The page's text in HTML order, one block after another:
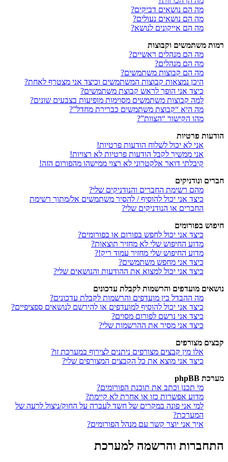
מה הם נושאים דביקים?
מה הם נושאים נעולים?
מה הם אייקונים לנושא?
רמות משתמשים וקבוצות
מה הם מנהלים ראשיים?
מה הם מנהלים?
מה הם קבוצות משתמשים?
היכן נמצאות קבוצות המשתמשים וכיצד אני מצטרף לאחת?
כיצד אני הופך לראש קבוצת משתמשים?
למה קבוצות משתמשים מסוימות מופיעות בצבעים שונים?
מה היא “קבוצת משתמשים כברירת מחדל”?
מהו הקישור “הצוות”?
הודעות פרטיות
אני לא יכול לשלוח הודעות פרטיות!
אני ממשיך לקבל הודעות פרטיות לא רצויות!
קיבלתי דואר אלקטרוני לא רצוי ממישהו מהפורום הזה!
חברים ונודניקים
מהם רשימת החברים והנודניקים שלי?
כיצד אני יכול להוסיף / להסיר משתמשים אל/מתוך רשימת
החברים או הנודניקים שלי?
חיפוש בפורומים
כיצד אני יכול לחפש בפורום או בפורומים?
מדוע החיפוש שלי לא מחזיר תוצאות?
מדוע החיפוש שלי מחזיר עמוד ריק!?
כיצד אני מחפש משתמשים?
כיצד אני יכול למצוא את ההודעות והנושאים שלי?
נושאים מועדפים והרשמות לקבלת עדכונים
מה ההבדל בין מועדפים והרשמות לקבלת עדכונים?
כיצד אני יכול להוסיף למועדפים או להירשם לנושאים ספציפיים?
כיצד אני נרשם לפורום מסוים?
כיצד אני מסיר את ההרשמות שלי?
קבצים מצורפים
אלו מין קבצים מצורפים ניתנים לצירוף במערכת זו?
כיצד אני מוצא את כל הקבצים המצורפים שלי?
מערכת phpBB
מי תכנן וכתב את תוכנת הפורומים?
מדוע אפשרות כזו או אחרת לא קיימת?
למי אני פונה במקרים של חשד לעברה על החוק/ניצול לרעה של
המערכת?
איך אני יוצר קשר עם מנהל הפורומים?
התחברות והרשמה למערכת